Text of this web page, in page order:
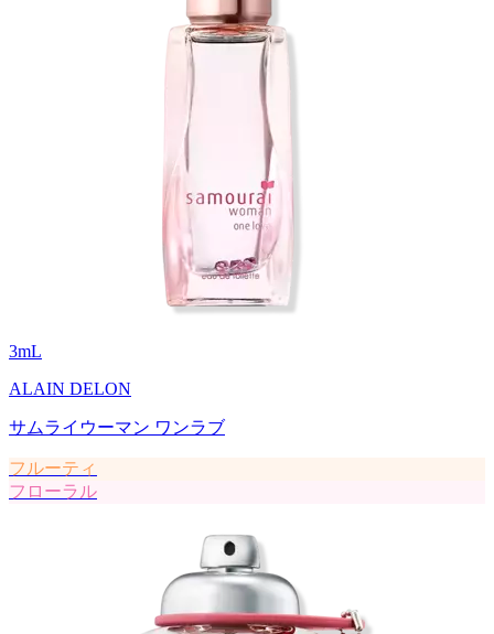
3mL
ALAIN DELON
サムライウーマン ワンラブ
フルーティ
フローラル